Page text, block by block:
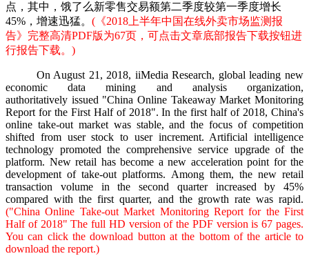
点，其中，饿了么新零售交易额第二季度较第一季度增长
45%，增速迅猛。 ( 《2018上半年中国在线外卖市场监测报
告》完整高清PDF版为67页，可点击文章底部报告下载按钮进
行报告下载。)
On August 21, 2018, iiMedia Research, global leading new
economic data mining and analysis organization,
authoritatively issued "China Online Takeaway Market Monitoring
Report for the First Half of 2018". In the first half of 2018, China's
online take-out market was stable, and the focus of competition
shifted from user stock to user increment. Artificial intelligence
technology promoted the comprehensive service upgrade of the
platform. New retail has become a new acceleration point for the
development of take-out platforms. Among them, the new retail
transaction volume in the second quarter increased by 45%
compared with the first quarter, and the growth rate was rapid.
("China Online Take-out Market Monitoring Report for the First
Half of 2018" The full HD version of the PDF version is 67 pages.
You can click the download button at the bottom of the article to
download the report.)